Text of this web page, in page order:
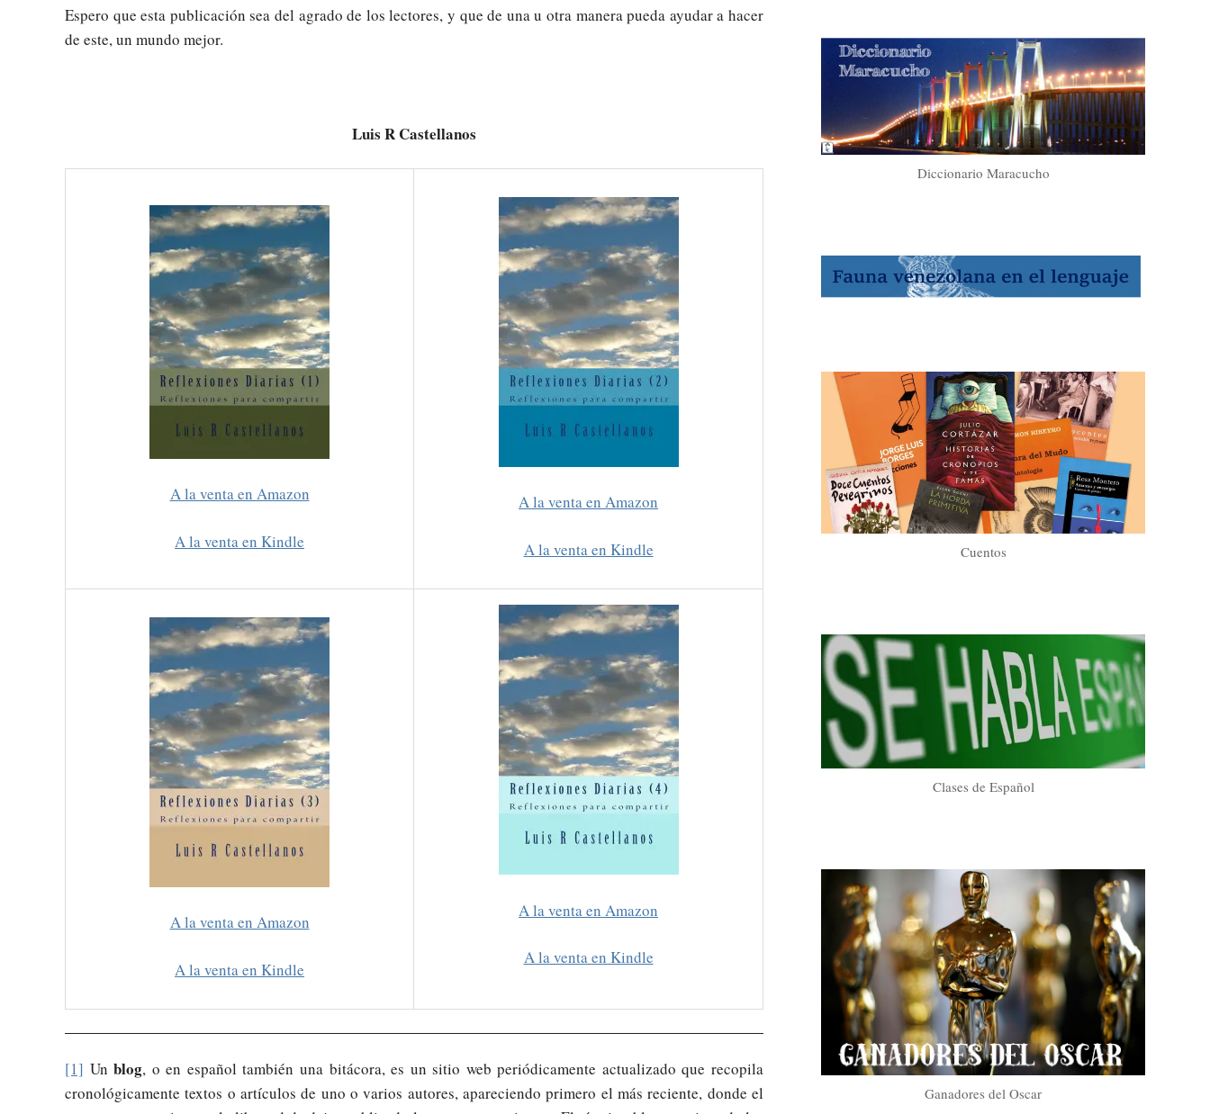
Espero que esta publicación sea del agrado de los lectores, y que de una u otra manera pueda ayudar a hacer
de este, un mundo mejor.
Luis R Castellanos
A la venta en Amazon
A la venta en Kindle
A la venta en Amazon
A la venta en Kindle
A la venta en Amazon
A la venta en Kindle
A la venta en Amazon
A la venta en Kindle
[1] Unblog, o en español también una bitácora, es un sitio web periódicamente actualizado que recopila
cronológicamente textos o artículos de uno o varios autores, apareciendo primero el más reciente, donde el
Diccionario Maracucho
Cuentos
Clases de Español
Ganadores del Oscar